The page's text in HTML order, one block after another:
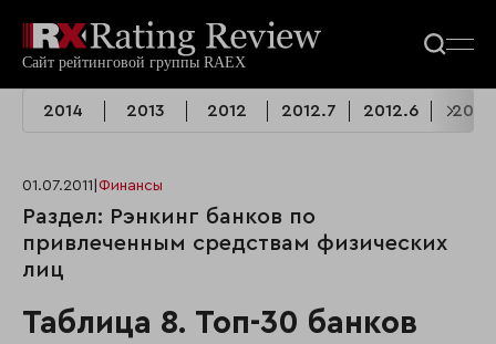
2014 2013 2012 2012.7 2012.6 2010
01.07.2011 Финансы
Раздел: Рэнкинг банков по
привлеченным средствам физических
лиц
Таблица 8. Топ-30 банков